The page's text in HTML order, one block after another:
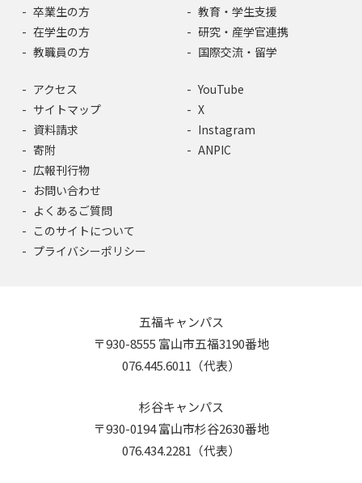
卒業生の方
在学生の方
教職員の方
教育・学生支援
研究・産学官連携
国際交流・留学
アクセス
サイトマップ
資料請求
寄附
広報刊行物
お問い合わせ
よくあるご質問
このサイトについて
プライバシーポリシー
YouTube
X
Instagram
ANPIC
五福キャンパス
〒930-8555 富山市五福3190番地
076.445.6011（代表）
杉谷キャンパス
〒930-0194 富山市杉谷2630番地
076.434.2281（代表）